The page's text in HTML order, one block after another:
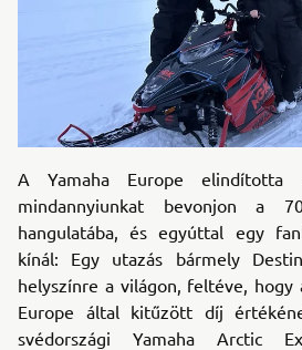
A Yamaha Europe
mindannyiunkat bevonjon a
hangulatába, és egyúttal egy
kínál: Egy utazás bármely
helyszínre a világon, feltéve, hogy
Europe által kitűzött díj
svédországi Yamaha Arctic